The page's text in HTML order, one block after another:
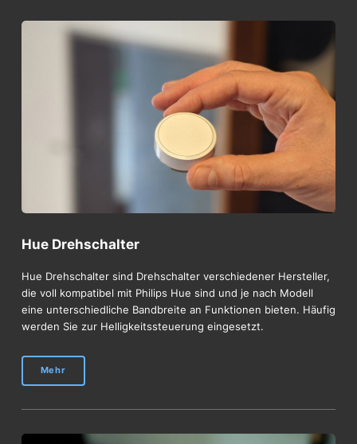
Hue Drehschalter
Hue Drehschalter sind Drehschalter verschiedener Hersteller,
die voll kompatibel mit Philips Hue sind und je nach Modell
eine unterschiedliche Bandbreite an Funktionen bieten. Häufig
werden Sie zur Helligkeitssteuerung eingesetzt.
Mehr